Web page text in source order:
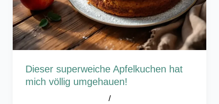
Dieser superweiche Apfelkuchen hat
mich völlig umgehauen!
/